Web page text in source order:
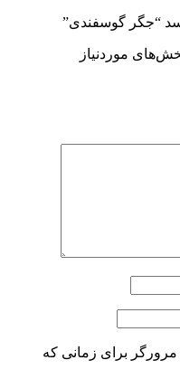
“جگر گوسفندی”
موردنیاز
مرورگر برای زمانی که